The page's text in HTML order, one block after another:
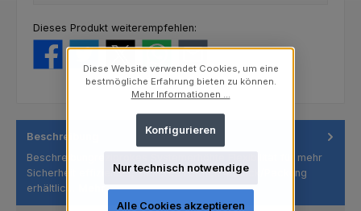
Dieses Produkt weiterempfehlen:
Beschreibung
Beschreibungreziprokes Systemerhöhte Flexibilität für mehr
Sicherheit effizientes, sicheres Formen 4 Stück/Packung
erhältlic…
Diese Website verwendet Cookies, um eine
bestmögliche Erfahrung bieten zu können.
Mehr Informationen ...
Nur technisch notwendige
Konfigurieren
Alle Cookies akzeptieren